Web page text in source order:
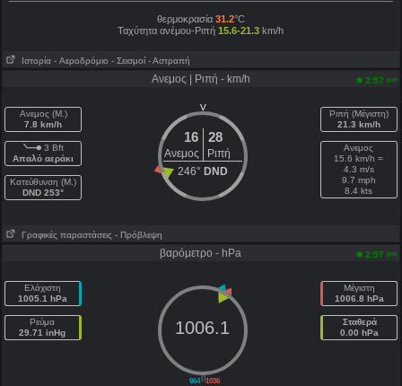
θερμοκρασία 31.2°C
Ταχύτητα ανέμου-Ριπή 15.6-21.3 km/h
Ιστορία - Aεροδρόμιο - Σεισμοί - Αστραπή
Ανεμος | Ριπή - km/h 2:57 pm
Ανεμος (Μ.)
7.8 km/h
3 Bft
Απαλό αεράκι
Κατεύθυνση (Μ.)
DND 253°
V
16 28
Ανεμος
Ριπή
246° DND
Ριπή (Μέγιστη)
21.3 km/h
Ανεμος
15.6 km/h =
4.3 m/s
9.7 mph
8.4 kts
Γραφικές παραστάσεις - Πρόβλεψη
βαρόμετρο - hPa 2:57 pm
Ελάχιστη
1005.1 hPa
Ρεύμα
29.71 inHg
||
964 1036
1006.1
Μέγιστη
1006.8 hPa
Σταθερά
0.00 hPa